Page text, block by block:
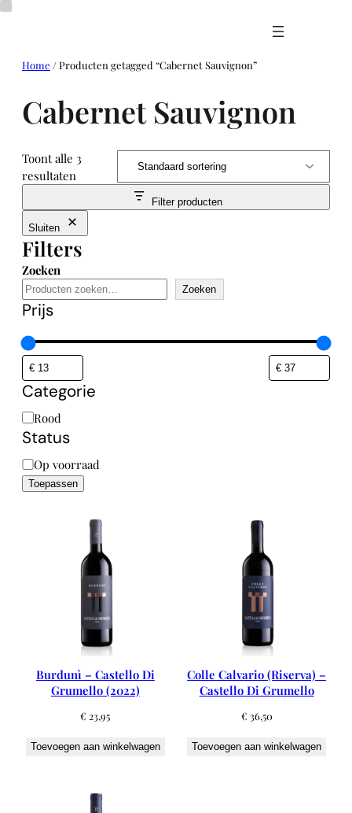
Ga
inhoud
Home / Producten getagged “Cabernet Sauvignon”
Cabernet Sauvignon
Toont alle 3
resultaten
Filter producten
Sluiten
Filters
Zoeken
Zoeken
Prijs
Categorie
Categorie
Rood
Status
Status
Op voorraad
Toepassen
Burdunì – Castello Di
Grumello (2022)
€ 23,95
Toevoegen aan winkelwagen
Colle Calvario (Riserva) –
Castello Di Grumello
€ 36,50
Toevoegen aan winkelwagen